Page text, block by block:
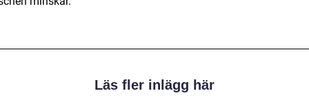
Läs fler inlägg här